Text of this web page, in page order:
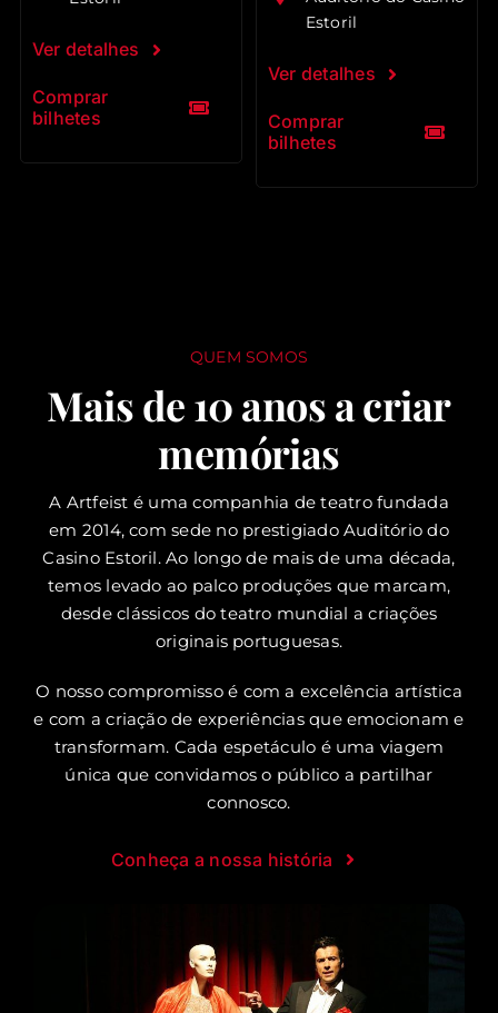
Ver detalhes
Comprar
bilhetes
Estoril
Ver detalhes
Comprar
bilhetes
QUEM SOMOS
Mais de 10 anos a criar
memórias
A Artfeist é uma companhia de teatro fundada
em 2014, com sede no prestigiado Auditório do
Casino Estoril. Ao longo de mais de uma década,
temos levado ao palco produções que marcam,
desde clássicos do teatro mundial a criações
originais portuguesas.
O nosso compromisso é com a excelência artística
e com a criação de experiências que emocionam e
transformam. Cada espetáculo é uma viagem
única que convidamos o público a partilhar
connosco.
Conheça a nossa história